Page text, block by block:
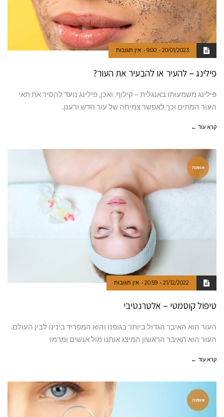
20/01/2023
9:00 אין תגובות
פילינג – להעיר או להבעיר את העור?
פילינג משמעותו באנגלית – קילוף. ואכן, פילינג נועד להסיר את תאי
העור המתים וכך לאפשר צמיחה של עור חדש ורענן.
קרא עוד ←
אופנה
21/12/2022
20:59 אין תגובות
טיפול קוסמטי – אלטרנטיבי
העור הוא האיבר הגדול ביותר בגופנו והוא המפריד בינינו לבין העולם.
העור הוא האיבר הראשון המיצג אותנו מול אנשים ומרמז
קרא עוד ←
אופנה